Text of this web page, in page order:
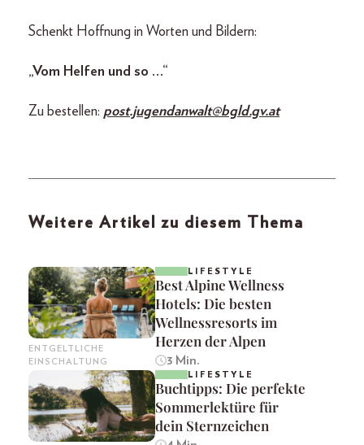
Schenkt Hoffnung in Worten und Bildern:
„Vom Helfen und so …“
Zu bestellen: post.jugendanwalt@bgld.gv.at
Weitere Artikel zu diesem Thema
ENTGELTLICHE
EINSCHALTUNG
LIFESTYLE
Best Alpine Wellness
Hotels: Die besten
Wellnessresorts im
Herzen der Alpen
3 Min.
LIFESTYLE
Buchtipps: Die perfekte
Sommerlektüre für
dein Sternzeichen